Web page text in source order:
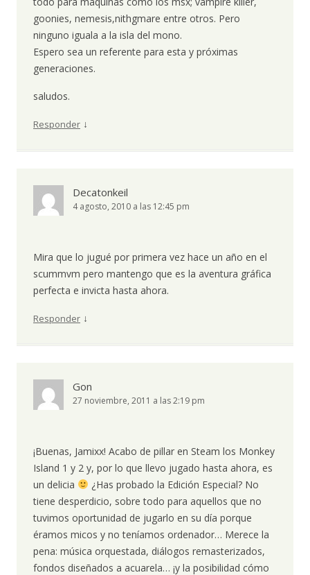
goonies, nemesis,nithgmare entre otros. Pero
ninguno iguala a la isla del mono.
Espero sea un referente para esta y próximas
generaciones.
saludos.
Responder ↓
Decatonkeil
4 agosto, 2010 a las 12:45 pm
Mira que lo jugué por primera vez hace un año en el
scummvm pero mantengo que es la aventura gráfica
perfecta e invicta hasta ahora.
Responder ↓
Gon
27 noviembre, 2011 a las 2:19 pm
¡Buenas, Jamixx! Acabo de pillar en Steam los Monkey
Island 1 y 2 y, por lo que llevo jugado hasta ahora, es
un delicia
¿Has probado la Edición Especial? No
tiene desperdicio, sobre todo para aquellos que no
tuvimos oportunidad de jugarlo en su día porque
éramos micos y no teníamos ordenador… Merece la
pena: música orquestada, diálogos remasterizados,
fondos diseñados a acuarela… ¡y la posibilidad cómo